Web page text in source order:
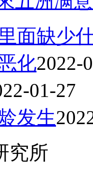
面缺少
化2022-
01-27
发生
究所